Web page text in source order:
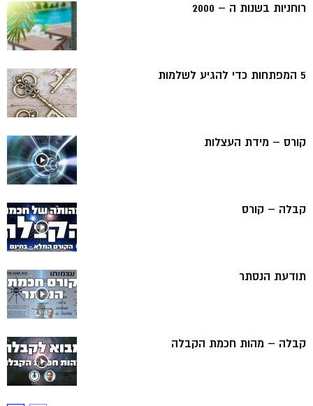
רוחניות בשנות ה – 2000
5 המפתחות כדי להגיע לשלמות
קורס – מידת העצלות
קבלה – קורס
תודעת הנסתר
קבלה – מהות חכמת הקבלה